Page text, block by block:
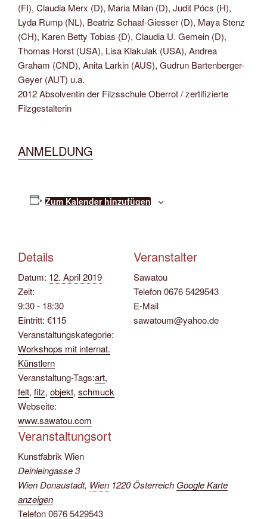
(FI), Claudia Merx (D), Maria Milan (D), Judit Pócs (H),
Lyda Rump (NL), Beatriz Schaaf-Giesser (D), Maya Stenz
(CH), Karen Betty Tobias (D), Claudia U. Gemein (D),
Thomas Horst (USA), Lisa Klakulak (USA), Andrea
Graham (CND), Anita Larkin (AUS), Gudrun Bartenberger-
Geyer (AUT) u.a.
2012 Absolventin der Filzsschule Oberrot / zertifizierte
Filzgestalterin
ANMELDUNG
Zum Kalender hinzufügen
Details
Datum: 12. April 2019
Zeit:
9:30 - 18:30
Eintritt: €115
Veranstaltungskategorie:
Workshops mit internat.
Künstlern
Veranstaltung-Tags:art,
felt, filz, objekt, schmuck
Webseite:
www.sawatou.com
Veranstaltungsort
Kunstfabrik Wien
Deinleingasse 3
Wien Donaustadt, Wien 1220Österreich Google Karte
anzeigen
Telefon0676 5429543
Veranstalter
Sawatou
Telefon0676 5429543
E-Mail
sawatoum@yahoo.de